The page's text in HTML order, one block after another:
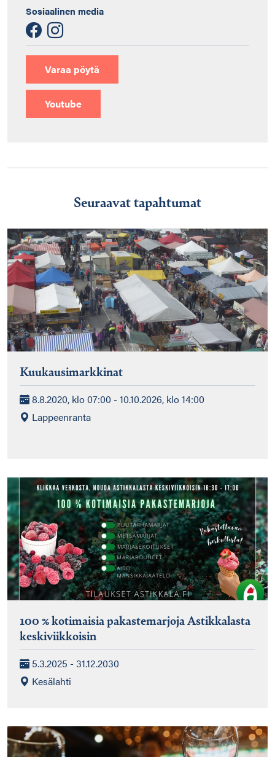
Sosiaalinen media
Varaa pöytä
Youtube
Seuraavat tapahtumat
Kuukausimarkkinat
8.8.2020, klo 07:00 - 10.10.2026, klo 14:00
Lappeenranta
100 % kotimaisia pakastemarjoja Astikkalasta
keskiviikkoisin
5.3.2025 - 31.12.2030
Kesälahti